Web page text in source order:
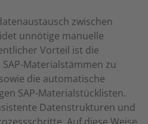
zwischen
unnötige manuelle
Vorteil ist die
Materialstämmen zu
die automatische
SAP-Materialstücklisten.
Datenstrukturen und